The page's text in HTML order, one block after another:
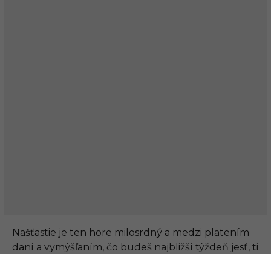
Našťastie je ten hore milosrdný a medzi platením
daní a vymýšľaním, čo budeš najbližší týždeň jesť, ti